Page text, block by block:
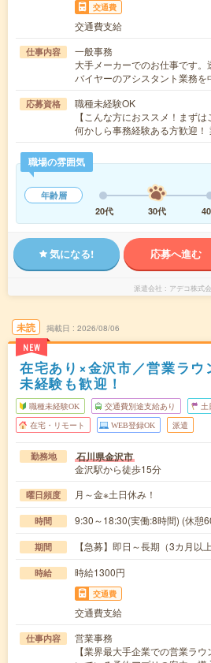
交通費
交通費支給
仕事内容
一般事務
大手メーカーでのお仕事です。
バイヤーのアシスタント業務
応募資格
職種未経験OK
【こんな方におススメ！まず
何かしら事務経験ある方歓迎
職場の雰囲気
年齢層
20代
30代
気になる! 応募へ進む
派遣会社 アデコ株式
未読
NEW
掲載日 2026/08/06
在宅あり×金沢市／営業ラウ
未経験も歓迎！
職種未経験OK 交通費別途支給あり 土
在宅・リモート WEB登録OK 派遣
勤務地 石川県金沢市
金沢駅から徒歩15分
曜日頻度 月～金※土日休み！
時間 9:30～18:30(実働:8時間) (休憩
期間 【急募】即日～長期（3カ月以上
時給 時給1300円
交通費
交通費支給
仕事内容
営業事務
【業界最大手企業での営業ラ